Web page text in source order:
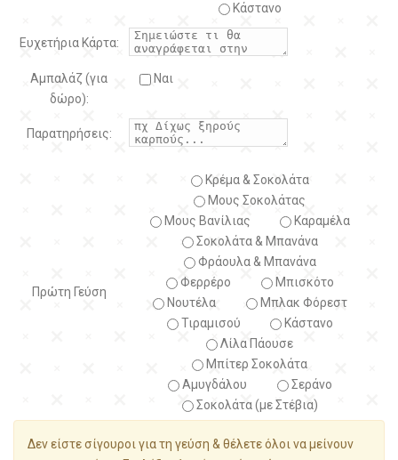
Κάστανο
Ευχετήρια Κάρτα:
Αμπαλάζ (για
δώρο):
Ναι
Παρατηρήσεις:
Πρώτη Γεύση
Κρέμα & Σοκολάτα
Μους Σοκολάτας
Μους Βανίλιας
Καραμέλα
Σοκολάτα & Μπανάνα
Φράουλα & Μπανάνα
Φερρέρο
Μπισκότο
Νουτέλα
Μπλακ Φόρεστ
Τιραμισού
Κάστανο
Λίλα Πάουσε
Μπίτερ Σοκολάτα
Αμυγδάλου
Σεράνο
Σοκολάτα (με Στέβια)
Δεν είστε σίγουροι για τη γεύση & θέλετε όλοι να μείνουν